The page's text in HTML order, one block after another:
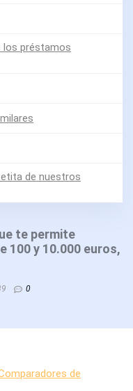
los préstamos
de nuestros
te permite
100 y 10.000 euros,
0
de